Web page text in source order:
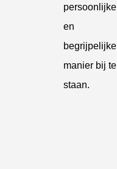
persoonlijke
en
begrijpelijke
manier bij te
staan.